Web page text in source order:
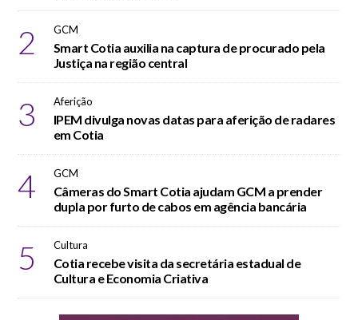
2 GCM
Smart Cotia auxilia na captura de procurado pela
Justiça na região central
3 Aferição
IPEM divulga novas datas para aferição de radares
em Cotia
4 GCM
Câmeras do Smart Cotia ajudam GCM a prender
dupla por furto de cabos em agência bancária
5 Cultura
Cotia recebe visita da secretária estadual de
Cultura e Economia Criativa